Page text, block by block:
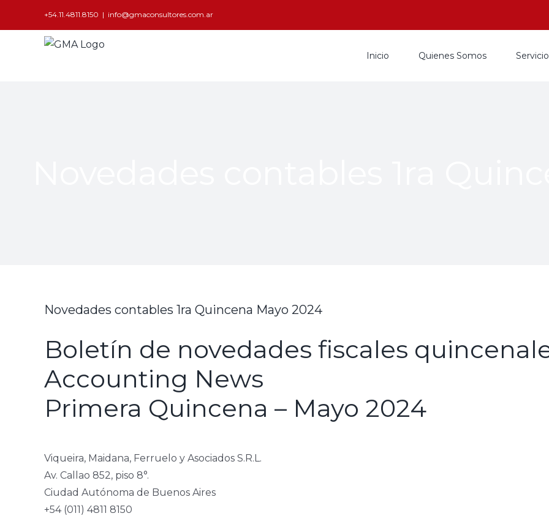
+54.11.4811.8150 | info@gmaconsultores.com.ar
Inicio Quienes Somos
Novedades contables 1ra Quincena Mayo 2024
Boletín de novedades fiscales
Accounting News
Primera Quincena – Mayo 2024
Viqueira, Maidana, Ferruelo y Asociados S.R.L.
Av. Callao 852, piso 8°.
Ciudad Autónoma de Buenos Aires
+54 (011) 4811 8150